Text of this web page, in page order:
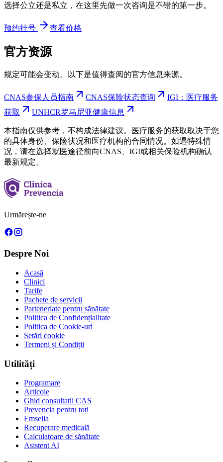
选择公立还是私立，在这里先做一次咨询是不错的第一步。
预约挂号 查看价格
官方资源
规定可能会变动。以下是值得查阅的官方信息来源。
CNAS参保人员指南 CNAS保险状态查询
IGI：医疗服务
获取
UNHCR罗马尼亚健康信息
本指南仅供参考，不构成法律建议。医疗服务的获取取决于您
的具体身份、保险状况和医疗机构的合同情况。如遇特殊情
况，请在选择就医途径前向CNAS、IGI或相关保险机构确认
最新规定。
Urmărește-ne
Despre Noi
Acasă
Clinici
Tarife
Pachete de servicii
Parteneriate pentru sănătate
Politica de Confidențialitate
Politica de Cookie-uri
Setări cookie
Termeni și Condiții
Utilități
Programare
Articole
Ghid consultații CAS
Prevencia pentru toți
Emsella
Recuperare medicală
Calculatoare de sănătate
Asistent AI